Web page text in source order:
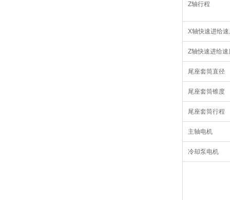
Z轴行程
X轴快速进给
Z轴快速进给速
尾座套筒直径
尾座套筒锥度
尾座套筒行程
主轴电机
冷却泵电机